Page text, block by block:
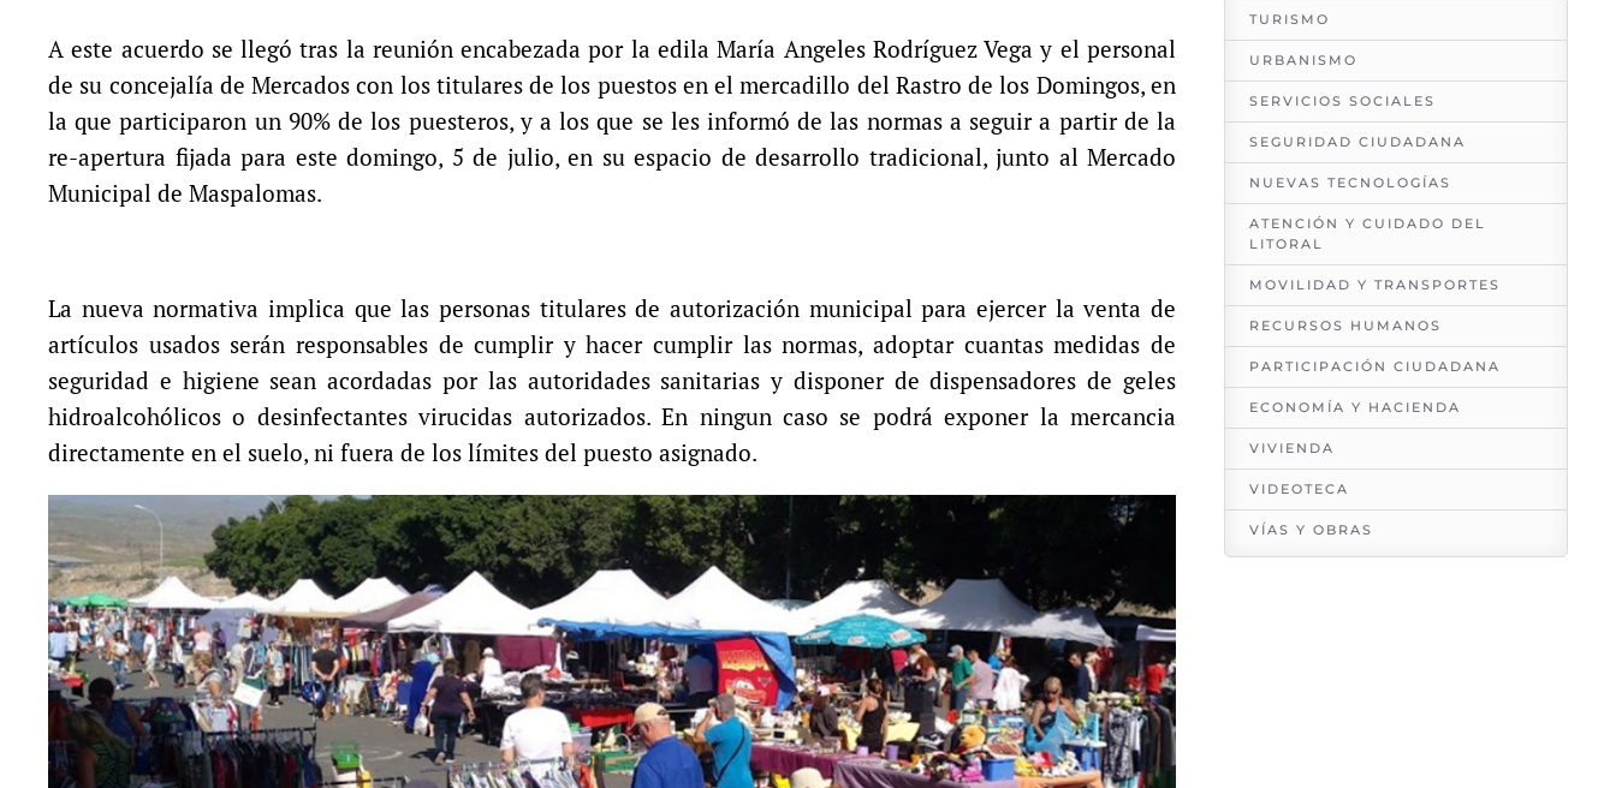
A este acuerdo se llegó tras la reunión encabezada por la edila María Angeles Rodríguez Vega y el personal
de su concejalía de Mercados con los titulares de los puestos en el mercadillo del Rastro de los Domingos, en
la que participaron un 90% de los puesteros, y a los que se les informó de las normas a seguir a partir de la
re-apertura fijada para este domingo, 5 de julio, en su espacio de desarrollo tradicional, junto al Mercado
Municipal de Maspalomas.
La nueva normativa implica que las personas titulares de autorización municipal para ejercer la venta de
artículos usados serán responsables de cumplir y hacer cumplir las normas, adoptar cuantas medidas de
seguridad e higiene sean acordadas por las autoridades sanitarias y disponer de dispensadores de geles
hidroalcohólicos o desinfectantes virucidas autorizados. En ningun caso se podrá exponer la mercancia
directamente en el suelo, ni fuera de los límites del puesto asignado.
TURISMO
URBANISMO
SERVICIOS SOCIALES
SEGURIDAD CIUDADANA
NUEVAS TECNOLOGÍAS
ATENCIÓN Y CUIDADO DEL
LITORAL
MOVILIDAD Y TRANSPORTES
RECURSOS HUMANOS
PARTICIPACIÓN CIUDADANA
ECONOMÍA Y HACIENDA
VIVIENDA
VIDEOTECA
VÍAS Y OBRAS